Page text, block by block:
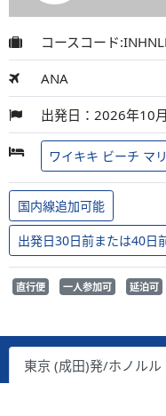
コースコード
ANA
出発日：2026年10
ワイキキ ビーチ マ
国内線追加可能
出発日30日前または40日
直行便 一人参加可 延泊可
東京 (成田)発/ホノルル